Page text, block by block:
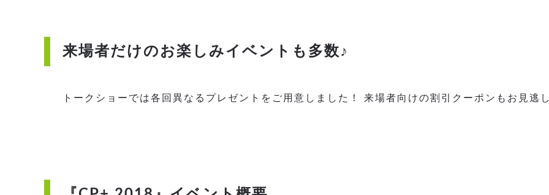
来場者だけのお楽しみイベントも多数♪
トークショーでは各回異なるプレゼントをご用意しました！ 来場者向けの割引クーポンもお見逃